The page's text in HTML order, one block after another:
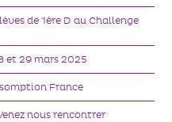
de 1ère D au Challenge
et 29 mars 2025
France
nous rencontrer